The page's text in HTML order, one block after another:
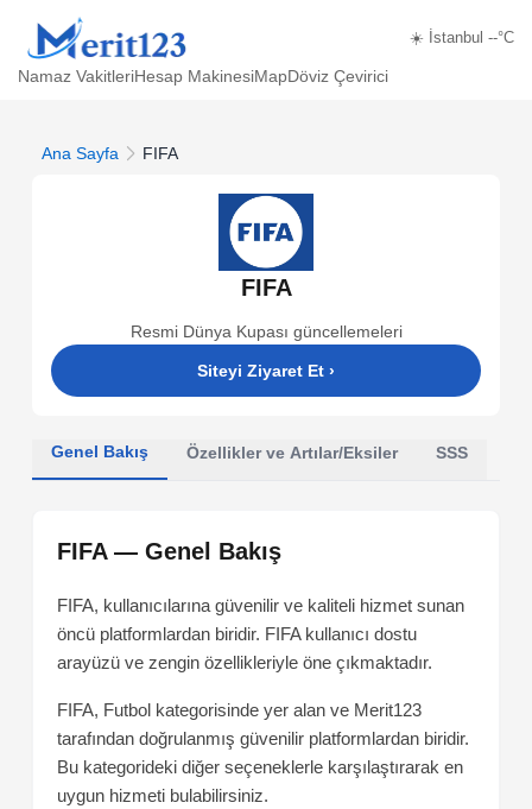
☀️ İstanbul --°C
Namaz VakitleriHesap MakinesiMapDöviz Çevirici
Ana Sayfa FIFA
FIFA
Resmi Dünya Kupası güncellemeleri
Siteyi Ziyaret Et ›
Genel Bakış Özellikler ve Artılar/Eksiler SSS
FIFA — Genel Bakış
FIFA, kullanıcılarına güvenilir ve kaliteli hizmet sunan
öncü platformlardan biridir. FIFA kullanıcı dostu
arayüzü ve zengin özellikleriyle öne çıkmaktadır.
FIFA, Futbol kategorisinde yer alan ve Merit123
tarafından doğrulanmış güvenilir platformlardan biridir.
Bu kategorideki diğer seçeneklerle karşılaştırarak en
uygun hizmeti bulabilirsiniz.